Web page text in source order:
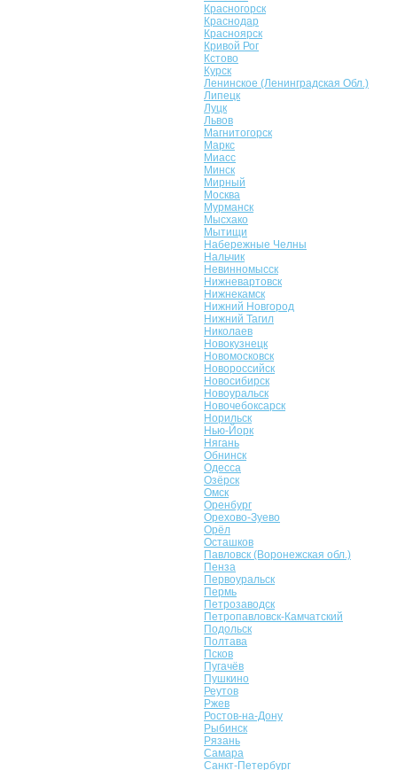
Красногорск
Краснодар
Красноярск
Кривой Рог
Кстово
Курск
Ленинское (Ленинградская Обл.)
Липецк
Луцк
Львов
Магнитогорск
Маркс
Миасс
Минск
Мирный
Москва
Мурманск
Мысхако
Мытищи
Набережные Челны
Нальчик
Невинномысск
Нижневартовск
Нижнекамск
Нижний Новгород
Нижний Тагил
Николаев
Новокузнецк
Новомосковск
Новороссийск
Новосибирск
Новоуральск
Новочебоксарск
Норильск
Нью-Йорк
Нягань
Обнинск
Одесса
Озёрск
Омск
Оренбург
Орехово-Зуево
Орёл
Осташков
Павловск (Воронежская обл.)
Пенза
Первоуральск
Пермь
Петрозаводск
Петропавловск-Камчатский
Подольск
Полтава
Псков
Пугачёв
Пушкино
Реутов
Ржев
Ростов-на-Дону
Рыбинск
Рязань
Самара
Санкт-Петербург